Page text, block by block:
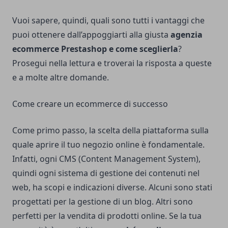
Vuoi sapere, quindi, quali sono tutti i vantaggi che
puoi ottenere dall’appoggiarti alla giusta agenzia
ecommerce Prestashop e come sceglierla?
Prosegui nella lettura e troverai la risposta a queste
e a molte altre domande.
Come creare un ecommerce di successo
Come primo passo, la scelta della piattaforma sulla
quale aprire il tuo negozio online è fondamentale.
Infatti, ogni CMS (Content Management System),
quindi ogni sistema di gestione dei contenuti nel
web, ha scopi e indicazioni diverse. Alcuni sono stati
progettati per la gestione di un blog. Altri sono
perfetti per la vendita di prodotti online. Se la tua